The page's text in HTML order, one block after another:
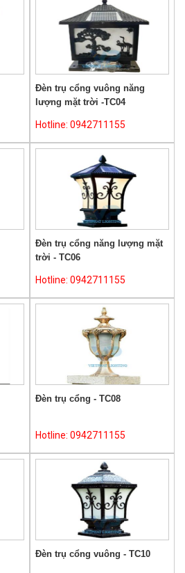
Đèn trụ cổng vuông năng
lượng mặt trời -TC04
Hotline: 0942711155
Đèn trụ cổng năng lượng mặt
trời - TC06
Hotline: 0942711155
Đèn trụ cổng - TC08
Hotline: 0942711155
Đèn trụ cổng vuông - TC10